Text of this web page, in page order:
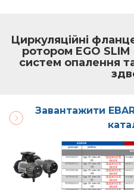
Циркуляційні
ротором EGO SLIM
систем опалення
Зав антажити